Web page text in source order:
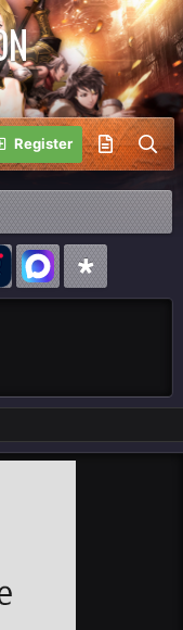
Register